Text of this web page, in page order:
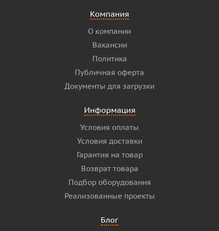
Компания
О компании
Вакансии
Политика
Публичная оферта
Документы для загрузки
Информация
Условия оплаты
Условия доставки
Гарантия на товар
Возврат товара
Подбор оборудования
Реализованные проекты
Блог